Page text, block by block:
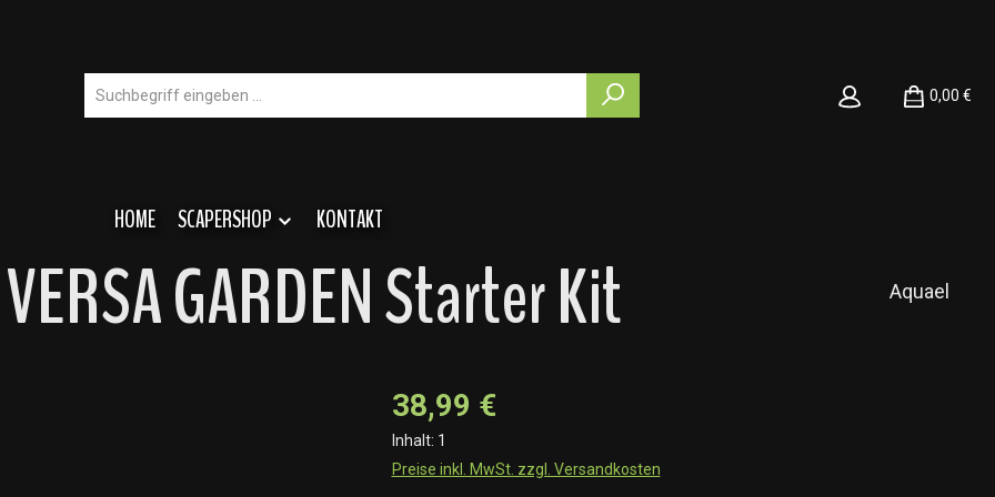
0,00 €
HOME SCAPERSHOP KONTAKT
GARDEN Starter Kit Aquael
38,99 €
Inhalt: 1
Preise inkl. MwSt. zzgl. Versandkosten